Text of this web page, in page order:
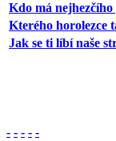
Kdo má
Kterého horolezce
Jak se ti líbí naše
- - - - -